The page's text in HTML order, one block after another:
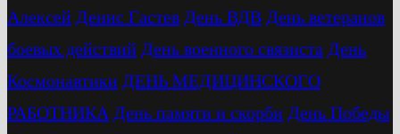
Алексей Денис Гастев День ВДВ День ветеранов
боевых действий День военного связиста День
Космонавтики ДЕНЬ МЕДИЦИНСКОГО
РАБОТНИКА День памяти и скорби День Победы